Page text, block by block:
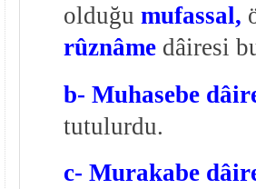
olduğu mufassal,
rûznâmedâiresi
b- Muhasebe
tutulurdu.
c- Murakabe